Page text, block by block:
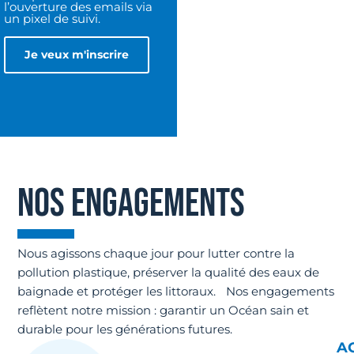
l’ouverture des emails via
un pixel de suivi.
NOS ENGAGEMENTS
Nous agissons chaque jour pour lutter contre la
pollution plastique, préserver la qualité des eaux de
baignade et protéger les littoraux. Nos engagements
reflètent notre mission : garantir un Océan sain et
durable pour les générations futures.